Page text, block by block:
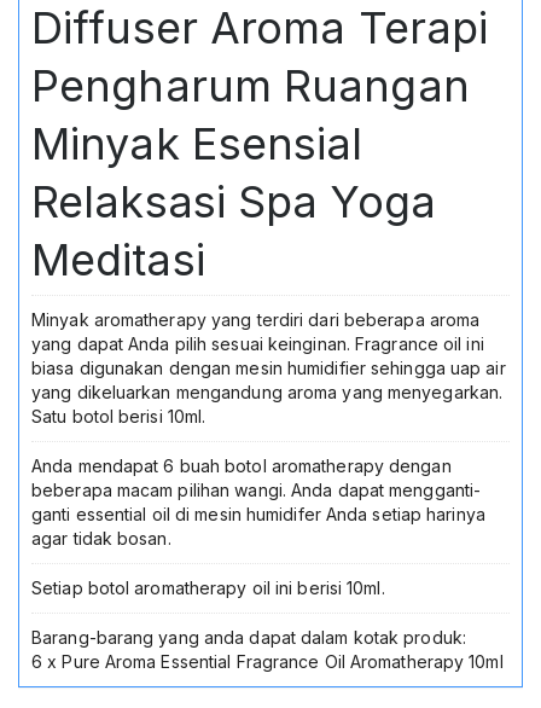
Diffuser Aroma Terapi
Pengharum Ruangan
Minyak Esensial
Relaksasi Spa Yoga
Meditasi
Minyak aromatherapy yang terdiri dari beberapa aroma
yang dapat Anda pilih sesuai keinginan. Fragrance oil ini
biasa digunakan dengan mesin humidifier sehingga uap air
yang dikeluarkan mengandung aroma yang menyegarkan.
Satu botol berisi 10ml.
Anda mendapat 6 buah botol aromatherapy dengan
beberapa macam pilihan wangi. Anda dapat mengganti-
ganti essential oil di mesin humidifer Anda setiap harinya
agar tidak bosan.
Setiap botol aromatherapy oil ini berisi 10ml.
Barang-barang yang anda dapat dalam kotak produk:
6 x Pure Aroma Essential Fragrance Oil Aromatherapy 10ml